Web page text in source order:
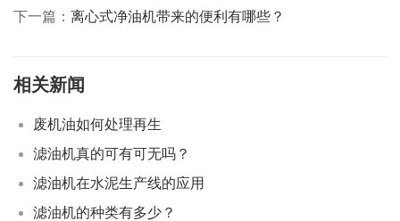
下一篇： 离心式净油机带来的便利有哪些？
相关新闻
废机油如何处理再生
滤油机真的可有可无吗？
滤油机在水泥生产线的应用
滤油机的种类有多少？